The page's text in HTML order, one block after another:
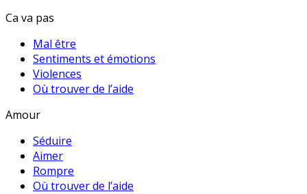
Ca va pas
Mal être
Sentiments et émotions
Violences
Où trouver de l’aide
Amour
Séduire
Aimer
Rompre
Où trouver de l’aide